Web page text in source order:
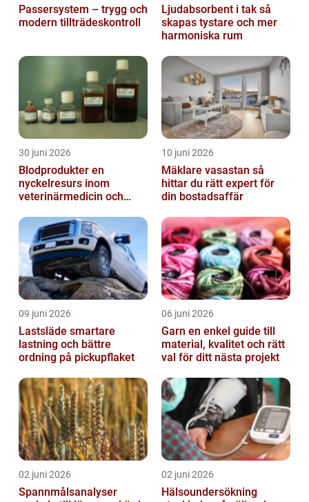
Passersystem – trygg och
modern tillträdeskontroll
Ljudabsorbent i tak så
skapas tystare och mer
harmoniska rum
30 juni 2026
Blodprodukter en
nyckelresurs inom
veterinärmedicin och
10 juni 2026
Mäklare vasastan så
hittar du rätt expert för
din bostadsaffär
09 juni 2026
Lastsläde smartare
lastning och bättre
ordning på pickupflaket
06 juni 2026
Garn en enkel guide till
material, kvalitet och rätt
val för ditt nästa projekt
02 juni 2026
Spannmålsanalyser
02 juni 2026
Hälsoundersökning